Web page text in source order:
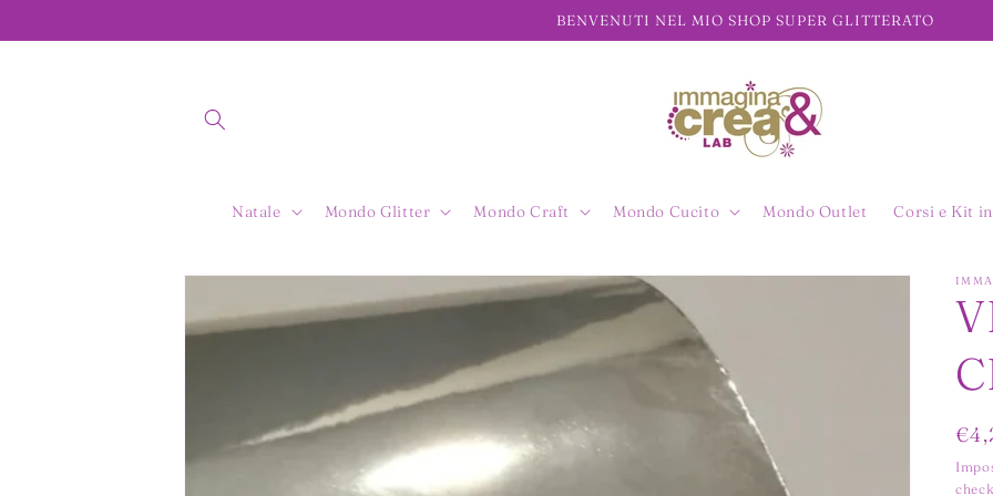
ai contenuti
BENVENUTI NEL MIO SHOP SUPER GLITTERATO
Natale Mondo Glitter Mondo Craft Mondo Cucito Mondo Outlet Corsi e Kit
Passa alle
sul prodotto
di